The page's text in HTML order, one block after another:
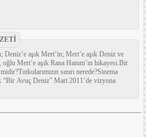
aşık Mert’in; Mert’e aşık Deniz ve
Mert’e aşık Rana Hanım’ın hikayesi.Bir
sınırı nerede?Sinema
“Bir Avuç Deniz” Mart 2011’de vizyona